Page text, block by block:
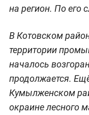
на регион. По его
В Котовском
территории
началось
продолжается.
Кумылженском
окраине лесного